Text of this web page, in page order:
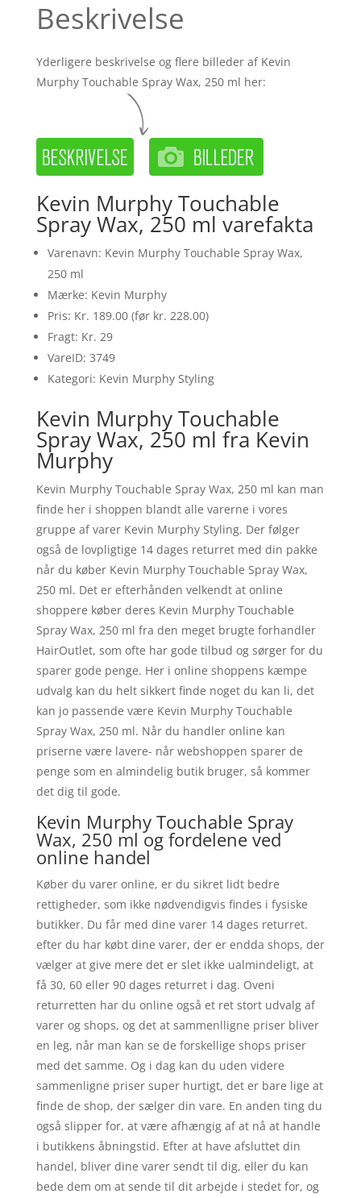
Beskrivelse
Yderligere beskrivelse og flere billeder af Kevin
Murphy Touchable Spray Wax, 250 ml her:
Kevin Murphy Touchable
Spray Wax, 250 ml varefakta
Varenavn: Kevin Murphy Touchable Spray Wax,
250 ml
Mærke: Kevin Murphy
Pris: Kr. 189.00 (før kr. 228.00)
Fragt: Kr. 29
VareID: 3749
Kategori: Kevin Murphy Styling
Kevin Murphy Touchable
Spray Wax, 250 ml fra Kevin
Murphy
Kevin Murphy Touchable Spray Wax, 250 ml kan man
finde her i shoppen blandt alle varerne i vores
gruppe af varer Kevin Murphy Styling. Der følger
også de lovpligtige 14 dages returret med din pakke
når du køber Kevin Murphy Touchable Spray Wax,
250 ml. Det er efterhånden velkendt at online
shoppere køber deres Kevin Murphy Touchable
Spray Wax, 250 ml fra den meget brugte forhandler
HairOutlet, som ofte har gode tilbud og sørger for du
sparer gode penge. Her i online shoppens kæmpe
udvalg kan du helt sikkert finde noget du kan li, det
kan jo passende være Kevin Murphy Touchable
Spray Wax, 250 ml. Når du handler online kan
priserne være lavere- når webshoppen sparer de
penge som en almindelig butik bruger, så kommer
det dig til gode.
Kevin Murphy Touchable Spray
Wax, 250 ml og fordelene ved
online handel
Køber du varer online, er du sikret lidt bedre
rettigheder, som ikke nødvendigvis findes i fysiske
butikker. Du får med dine varer 14 dages returret.
efter du har købt dine varer, der er endda shops, der
vælger at give mere det er slet ikke ualmindeligt, at
få 30, 60 eller 90 dages returret i dag. Oveni
returretten har du online også et ret stort udvalg af
varer og shops, og det at sammenlligne priser bliver
en leg, når man kan se de forskellige shops priser
med det samme. Og i dag kan du uden videre
sammenligne priser super hurtigt, det er bare lige at
finde de shop, der sælger din vare. En anden ting du
også slipper for, at være afhængig af at nå at handle
i butikkens åbningstid. Efter at have afsluttet din
handel, bliver dine varer sendt til dig, eller du kan
bede dem om at sende til dit arbejde i stedet for, og